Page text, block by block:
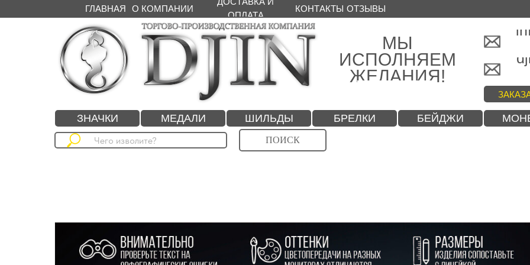
МЫ
ИСПОЛНЯЕМ
ЖЕЛАНИЯ!
ГЛАВНАЯ О КОМПАНИИ
ОПЛАТА
КОНТАКТЫ ОТЗЫВЫ
ЗНАЧКИ МЕДАЛИ ШИЛЬДЫ БРЕЛКИ БЕЙДЖИ
ПОИСК